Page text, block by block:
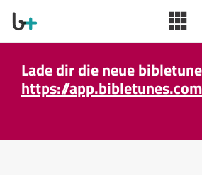
Lade dir die neue
https://